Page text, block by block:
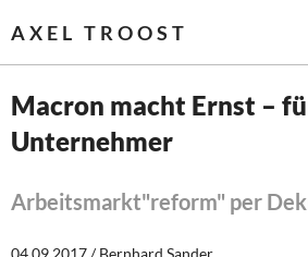
AXEL TROOST
Startseite
Themen
Leitlinien linker Wirtschafts- und
Macron macht Ernst –
Unternehmer
Arbeitsmarkt"reform" per
04.09.2017 / Bernhard Sander